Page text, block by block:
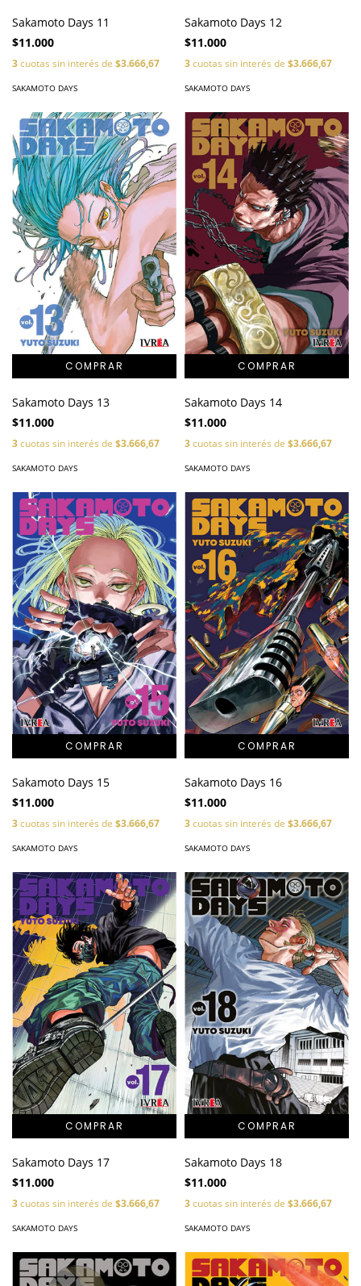
Sakamoto Days 11
$11.000
3cuotas sin interés de $3.666,67
SAKAMOTO DAYS
Sakamoto Days 12
$11.000
3cuotas sin interés de $3.666,67
SAKAMOTO DAYS
Sakamoto Days 13
$11.000
3cuotas sin interés de $3.666,67
SAKAMOTO DAYS
Sakamoto Days 14
$11.000
3cuotas sin interés de $3.666,67
SAKAMOTO DAYS
Sakamoto Days 15
$11.000
3cuotas sin interés de $3.666,67
SAKAMOTO DAYS
Sakamoto Days 16
$11.000
3cuotas sin interés de $3.666,67
SAKAMOTO DAYS
Sakamoto Days 17
$11.000
3cuotas sin interés de $3.666,67
SAKAMOTO DAYS
Sakamoto Days 18
$11.000
3cuotas sin interés de $3.666,67
SAKAMOTO DAYS